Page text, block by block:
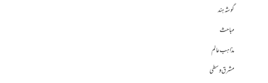
گوشہ ہند
مباحث
مذاہب عالم
مشرق وسطی